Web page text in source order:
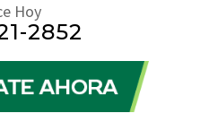
Hoy
2852